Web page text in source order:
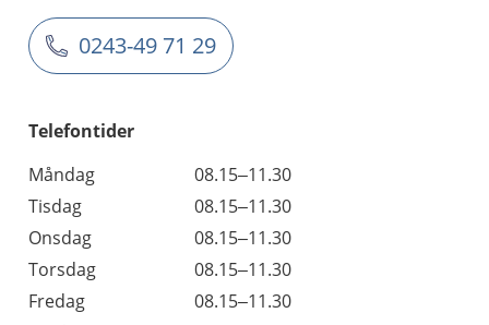
0243-49 71 29
Telefontider
Måndag
08.15–11.30
Tisdag
08.15–11.30
Onsdag
08.15–11.30
Torsdag
08.15–11.30
Fredag
08.15–11.30